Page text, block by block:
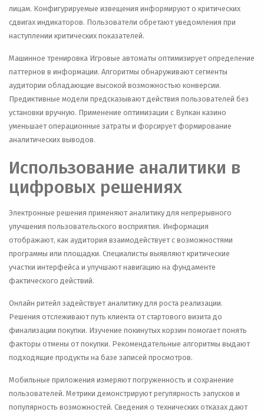
лицам. Конфигурируемые извещения информируют о критических
сдвигах индикаторов. Пользователи обретают уведомления при
наступлении критических показателей.
Машинное тренировка Игровые автоматы оптимизирует определение
паттернов в информации. Алгоритмы обнаруживают сегменты
аудитории обладающие высокой возможностью конверсии.
Предиктивные модели предсказывают действия пользователей без
установки вручную. Применение оптимизации с Вулкан казино
уменьшает операционные затраты и форсирует формирование
аналитических выводов.
Использование аналитики в
цифровых решениях
Электронные решения применяют аналитику для непрерывного
улучшения пользовательского восприятия. Информация
отображают, как аудитория взаимодействует с возможностями
программы или площадки. Специалисты выявляют критические
участки интерфейса и улучшают навигацию на фундаменте
фактического действий.
Онлайн ритейл задействует аналитику для роста реализации.
Решения отслеживают путь клиента от стартового визита до
финализации покупки. Изучение покинутых корзин помогает понять
факторы отмены от покупки. Рекомендательные алгоритмы выдают
подходящие продукты на базе записей просмотров.
Мобильные приложения измеряют погруженность и сохранение
пользователей. Метрики демонстрируют регулярность запусков и
популярность возможностей. Сведения о технических отказах дают